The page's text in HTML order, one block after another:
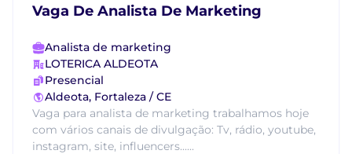
Vaga De Analista De Marketing
Analista de marketing
LOTERICA ALDEOTA
Presencial
Aldeota, Fortaleza / CE
Vaga para analista de marketing trabalhamos hoje
com vários canais de divulgação: Tv, rádio, youtube,
instagram, site, influencers......